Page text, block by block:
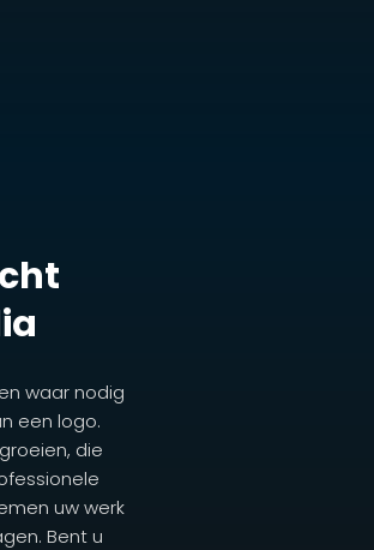
waar nodig
een logo.
die
uw werk
Bent u